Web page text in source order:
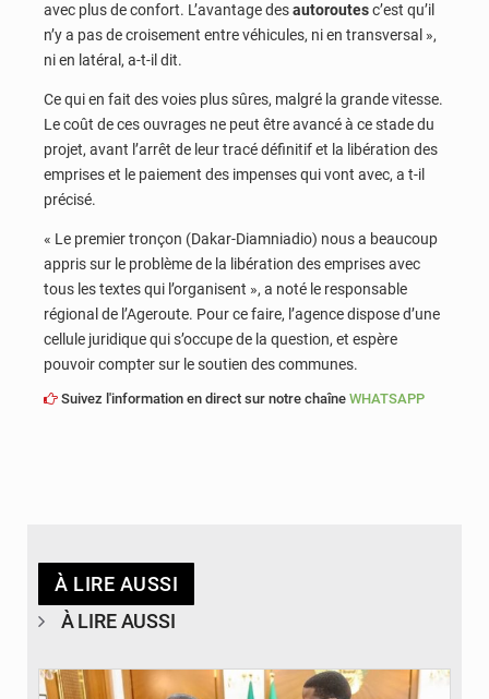
avec plus de confort. L’avantage desautoroutesc’est qu’il
n’y a pas de croisement entre véhicules, ni en transversal »,
ni en latéral, a-t-il dit.
Ce qui en fait des voies plus sûres, malgré la grande vitesse.
Le coût de ces ouvrages ne peut être avancé à ce stade du
projet, avant l’arrêt de leur tracé définitif et la libération des
emprises et le paiement des impenses qui vont avec, a t-il
précisé.
« Le premier tronçon (Dakar-Diamniadio) nous a beaucoup
appris sur le problème de la libération des emprises avec
tous les textes qui l’organisent », a noté le responsable
régional de l’Ageroute. Pour ce faire, l’agence dispose d’une
cellule juridique qui s’occupe de la question, et espère
pouvoir compter sur le soutien des communes.
Suivez l'information en direct sur notre chaîne WHATSAPP
À LIRE AUSSI
À LIRE AUSSI